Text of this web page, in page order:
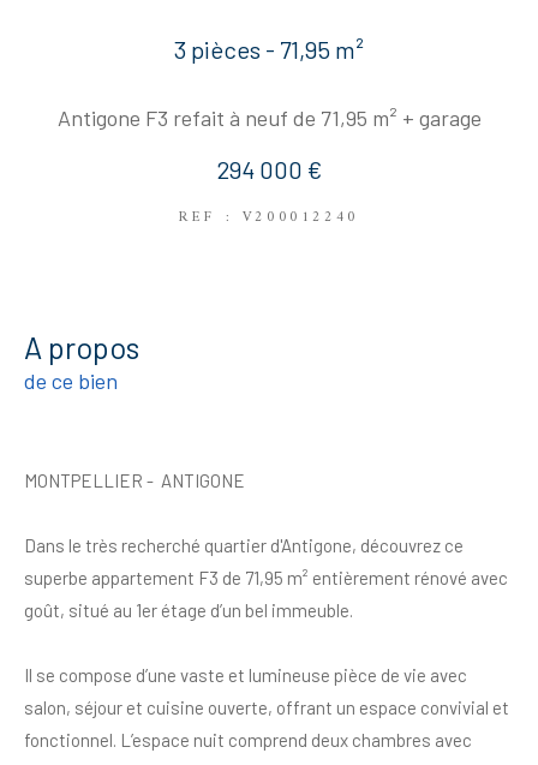
3 pièces - 71,95 m²
Antigone F3 refait à neuf de 71,95 m² + garage
294 000 €
REF : V200012240
a propos
de ce bien
MONTPELLIER - ANTIGONE
Dans le très recherché quartier d'Antigone, découvrez ce
superbe appartement F3 de 71,95 m² entièrement rénové avec
goût, situé au 1er étage d’un bel immeuble.
Il se compose d’une vaste et lumineuse pièce de vie avec
salon, séjour et cuisine ouverte, offrant un espace convivial et
fonctionnel. L’espace nuit comprend deux chambres avec